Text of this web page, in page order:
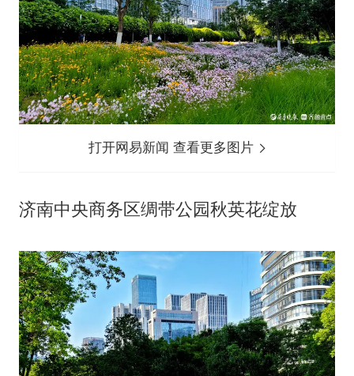
打开网易新闻 查看更多图片
济南中央商务区绸带公园秋英花绽放